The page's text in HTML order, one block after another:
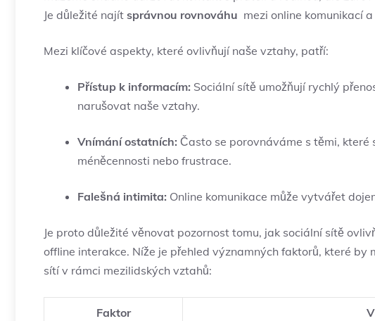
Je důležité najít‌ správnou rovnováhu mezi ⁣online komunikací
Mezi klíčové aspekty, které ovlivňují naše vztahy, ⁣patří:
Přístup k informacím: Sociální sítě umožňují⁢ rychlý
⁣narušovat naše vztahy.
Vnímání‌ ostatních: Často se ‌porovnáváme s⁣ těmi, které
méněcennosti‍ nebo frustrace.
Falešná intimita: Online ⁣komunikace může vytvářet
Je proto důležité věnovat pozornost tomu, jak​ sociální​ sítě
offline interakce. ⁤Níže⁣ je přehled významných faktorů, ⁢které
sítí v rámci mezilidských⁢ vztahů:
Faktor